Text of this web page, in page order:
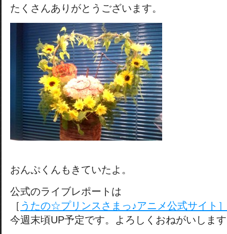
たくさんありがとうございます。
おんぷくんもきていたよ。
公式のライブレポートは
［ うたの☆プリンスさまっ♪アニメ公式サイト
今週末頃UP予定です。よろしくおねがいしま